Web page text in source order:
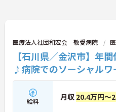
医療法人社団和宏会 敬愛病院
【石川県／金沢市】年
♪病院でのソーシャルワ
給料 月収 20.4万円～